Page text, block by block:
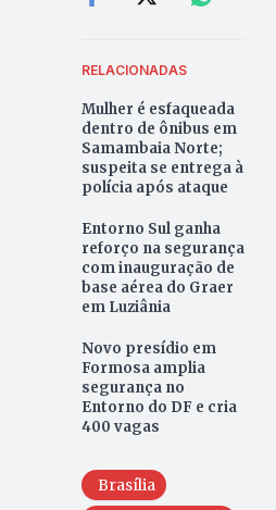
RELACIONADAS
Mulher é esfaqueada
dentro de ônibus em
Samambaia Norte;
suspeita se entrega à
polícia após ataque
Entorno Sul ganha
reforço na segurança
com inauguração de
base aérea do Graer
em Luziânia
Novo presídio em
Formosa amplia
segurança no
Entorno do DF e cria
400 vagas
Brasília